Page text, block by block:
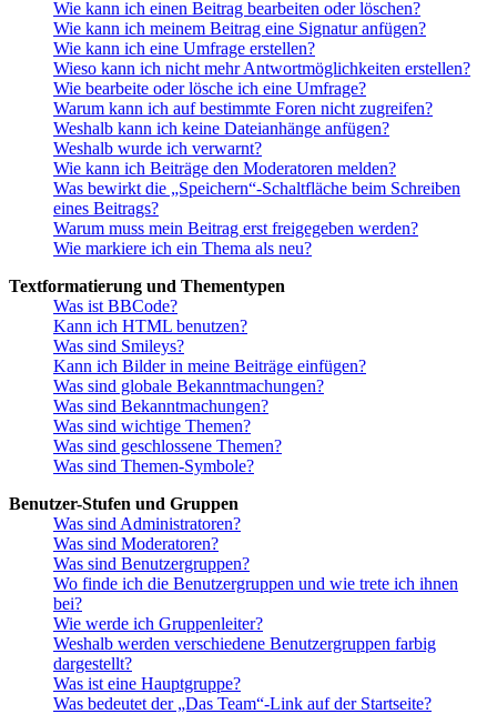
Wie kann ich einen Beitrag bearbeiten oder löschen?
Wie kann ich meinem Beitrag eine Signatur anfügen?
Wie kann ich eine Umfrage erstellen?
Wieso kann ich nicht mehr Antwortmöglichkeiten erstellen?
Wie bearbeite oder lösche ich eine Umfrage?
Warum kann ich auf bestimmte Foren nicht zugreifen?
Weshalb kann ich keine Dateianhänge anfügen?
Weshalb wurde ich verwarnt?
Wie kann ich Beiträge den Moderatoren melden?
Was bewirkt die „Speichern“-Schaltfläche beim Schreiben
eines Beitrags?
Warum muss mein Beitrag erst freigegeben werden?
Wie markiere ich ein Thema als neu?
Textformatierung und Thementypen
Was ist BBCode?
Kann ich HTML benutzen?
Was sind Smileys?
Kann ich Bilder in meine Beiträge einfügen?
Was sind globale Bekanntmachungen?
Was sind Bekanntmachungen?
Was sind wichtige Themen?
Was sind geschlossene Themen?
Was sind Themen-Symbole?
Benutzer-Stufen und Gruppen
Was sind Administratoren?
Was sind Moderatoren?
Was sind Benutzergruppen?
Wo finde ich die Benutzergruppen und wie trete ich ihnen
bei?
Wie werde ich Gruppenleiter?
Weshalb werden verschiedene Benutzergruppen farbig
dargestellt?
Was ist eine Hauptgruppe?
Was bedeutet der „Das Team“-Link auf der Startseite?